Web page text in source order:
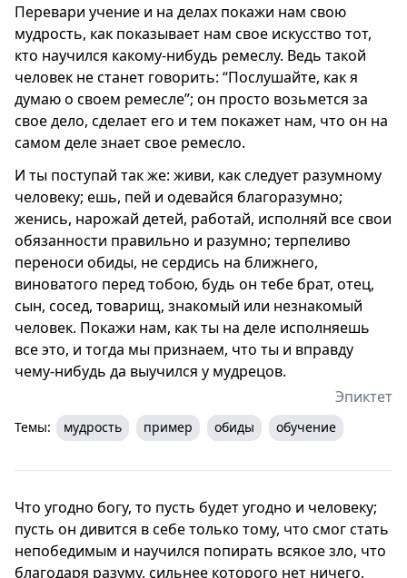
Перевари учение и на делах покажи нам свою
мудрость, как показывает нам свое искусство тот,
кто научился какому-нибудь ремеслу. Ведь такой
человек не станет говорить: “Послушайте, как я
думаю о своем ремесле”; он просто возьмется за
свое дело, сделает его и тем покажет нам, что он на
самом деле знает свое ремесло.
И ты поступай так же: живи, как следует разумному
человеку; ешь, пей и одевайся благоразумно;
женись, нарожай детей, работай, исполняй все свои
обязанности правильно и разумно; терпеливо
переноси обиды, не сердись на ближнего,
виноватого перед тобою, будь он тебе брат, отец,
сын, сосед, товарищ, знакомый или незнакомый
человек. Покажи нам, как ты на деле исполняешь
все это, и тогда мы признаем, что ты и вправду
чему-нибудь да выучился у мудрецов.
Эпиктет
Темы: мудрость пример обиды обучение
Что угодно богу, то пусть будет угодно и человеку;
пусть он дивится в себе только тому, что смог стать
непобедимым и научился попирать всякое зло, что
благодаря разуму, сильнее которого нет ничего,